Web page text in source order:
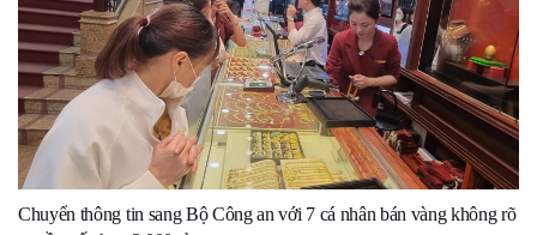
Chuyển thông tin sang Bộ Công an với 7 cá nhân bán vàng không rõ